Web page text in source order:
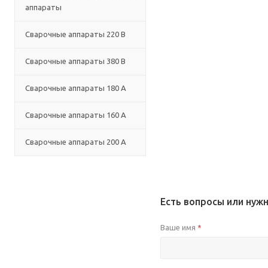
аппараты
Сварочные аппараты 220 В
Сварочные аппараты 380 В
Сварочные аппараты 180 А
Сварочные аппараты 160 А
Сварочные аппараты 200 А
Есть вопросы или
Ваше имя *